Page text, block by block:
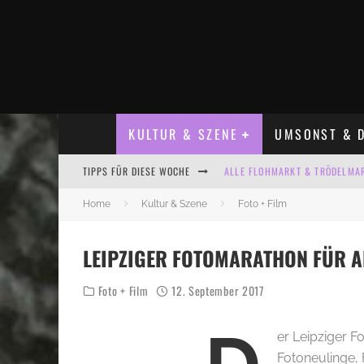
KULTUR & SZENE UMSONST &
TIPPS FÜR DIESE WOCHE ALLE FLOHMARKT &
LADYFASHION FLOHMARKT
ALLE FLOHMARKT LEIPZIG
Home Kultur & Szene Foto + Film
LEIPZIGER FOTOMARATHON FÜR
Foto + Film 12. September 2017
er Leipziger
Fotoneulinge,